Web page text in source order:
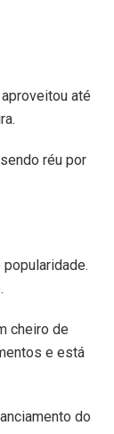
aproveitou até
réu por
cheiro de
e está
do